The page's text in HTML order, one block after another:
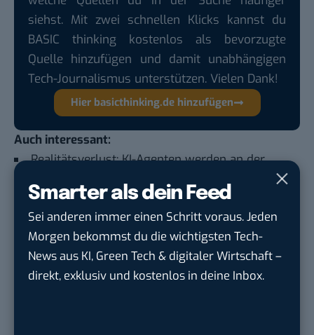
Smarter als dein Feed
Sei anderen immer einen Schritt voraus. Jeden
Morgen bekommst du die wichtigsten Tech-
News aus KI, Green Tech & digitaler Wirtschaft –
direkt, exklusiv und kostenlos in deine Inbox.
siehst. Mit zwei schnellen Klicks kannst du
BASIC thinking kostenlos als bevorzugte
Quelle hinzufügen und damit unabhängigen
Tech-Journalismus unterstützen. Vielen Dank!
Hier basicthinking.de hinzufügen
Auch interessant:
Realitätsverlust: KI-Agenten werden an der
Social Media und KI: Kinder werden erstmals
dümmer
Greenwashing: Studie entlarvt KI-
Klimaversprechen als irreführend